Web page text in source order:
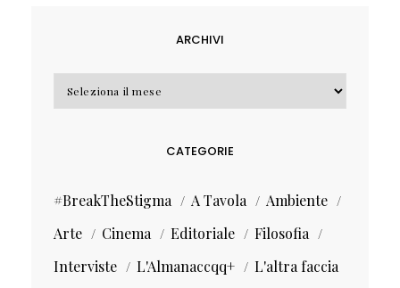
ARCHIVI
Archivi
CATEGORIE
#BreakTheStigma A Tavola
Ambiente
Arte
Cinema Editoriale
Filosofia
Interviste
L'Almanaccqq+
L'altra faccia